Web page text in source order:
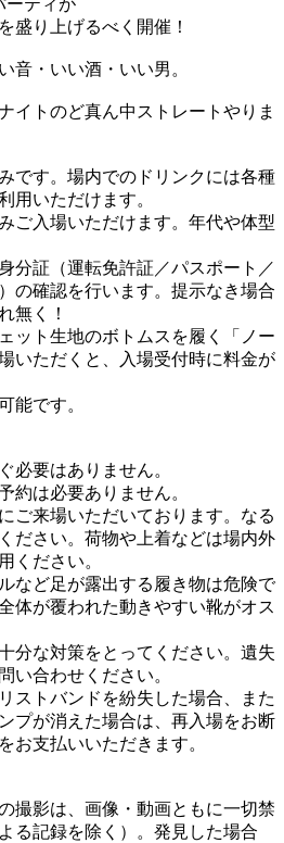
ーティが
盛り上げるべく開催！
音・いい酒・いい男。
イトのど真ん中ストレートやりま
です。場内でのドリンクには各種
用いただけます。
ご入場いただけます。年代や体型
分証（運転免許証／パスポート／
の確認を行います。提示なき場合
無く！
ット生地のボトムスを履く「ノー
いただくと、入場受付時に料金が
能です。
必要はありません。
約は必要ありません。
ご来場いただいております。なる
ださい。荷物や上着などは場内外
ください。
など足が露出する履き物は危険で
体が覆われた動きやすい靴がオス
分な対策をとってください。遺失
い合わせください。
ストバンドを紛失した場合、また
プが消えた場合は、再入場をお断
お支払いいただきます。
撮影は、画像・動画ともに一切禁
る記録を除く）。発見した場合